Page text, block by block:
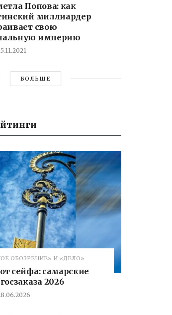
Попова: как
миллиардер
свою
империю
БОЛЬШЕ
ОБОЗРЕНИЕ» И «ДЕЛО»
сейфа: самарские
2026